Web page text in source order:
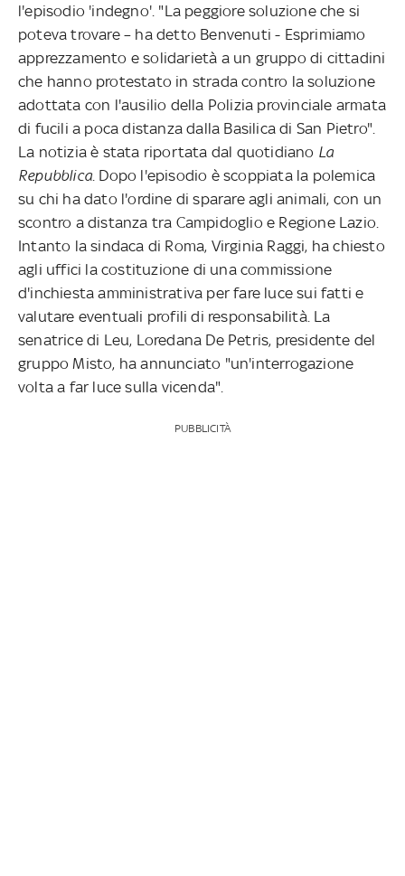
l'episodio 'indegno'. "La peggiore soluzione che si
poteva trovare – ha detto Benvenuti - Esprimiamo
apprezzamento e solidarietà a un gruppo di cittadini
che hanno protestato in strada contro la soluzione
adottata con l'ausilio della Polizia provinciale armata
di fucili a poca distanza dalla Basilica di San Pietro".
La notizia è stata riportata dal quotidiano La
Repubblica. Dopo l'episodio è scoppiata la polemica
su chi ha dato l'ordine di sparare agli animali, con un
scontro a distanza tra Campidoglio e Regione Lazio.
Intanto la sindaca di Roma, Virginia Raggi, ha chiesto
agli uffici la costituzione di una commissione
d'inchiesta amministrativa per fare luce sui fatti e
valutare eventuali profili di responsabilità. La
senatrice di Leu, Loredana De Petris, presidente del
gruppo Misto, ha annunciato "un'interrogazione
volta a far luce sulla vicenda".
PUBBLICITÀ